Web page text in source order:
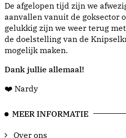
De afgelopen tijd zijn we
aanvallen vanuit de goksector
gelukkig zijn we weer terug
de doelstelling van de
mogelijk maken.
Dank jullie allemaal!
❤️ Nardy
MEER INFORMATIE
Over ons